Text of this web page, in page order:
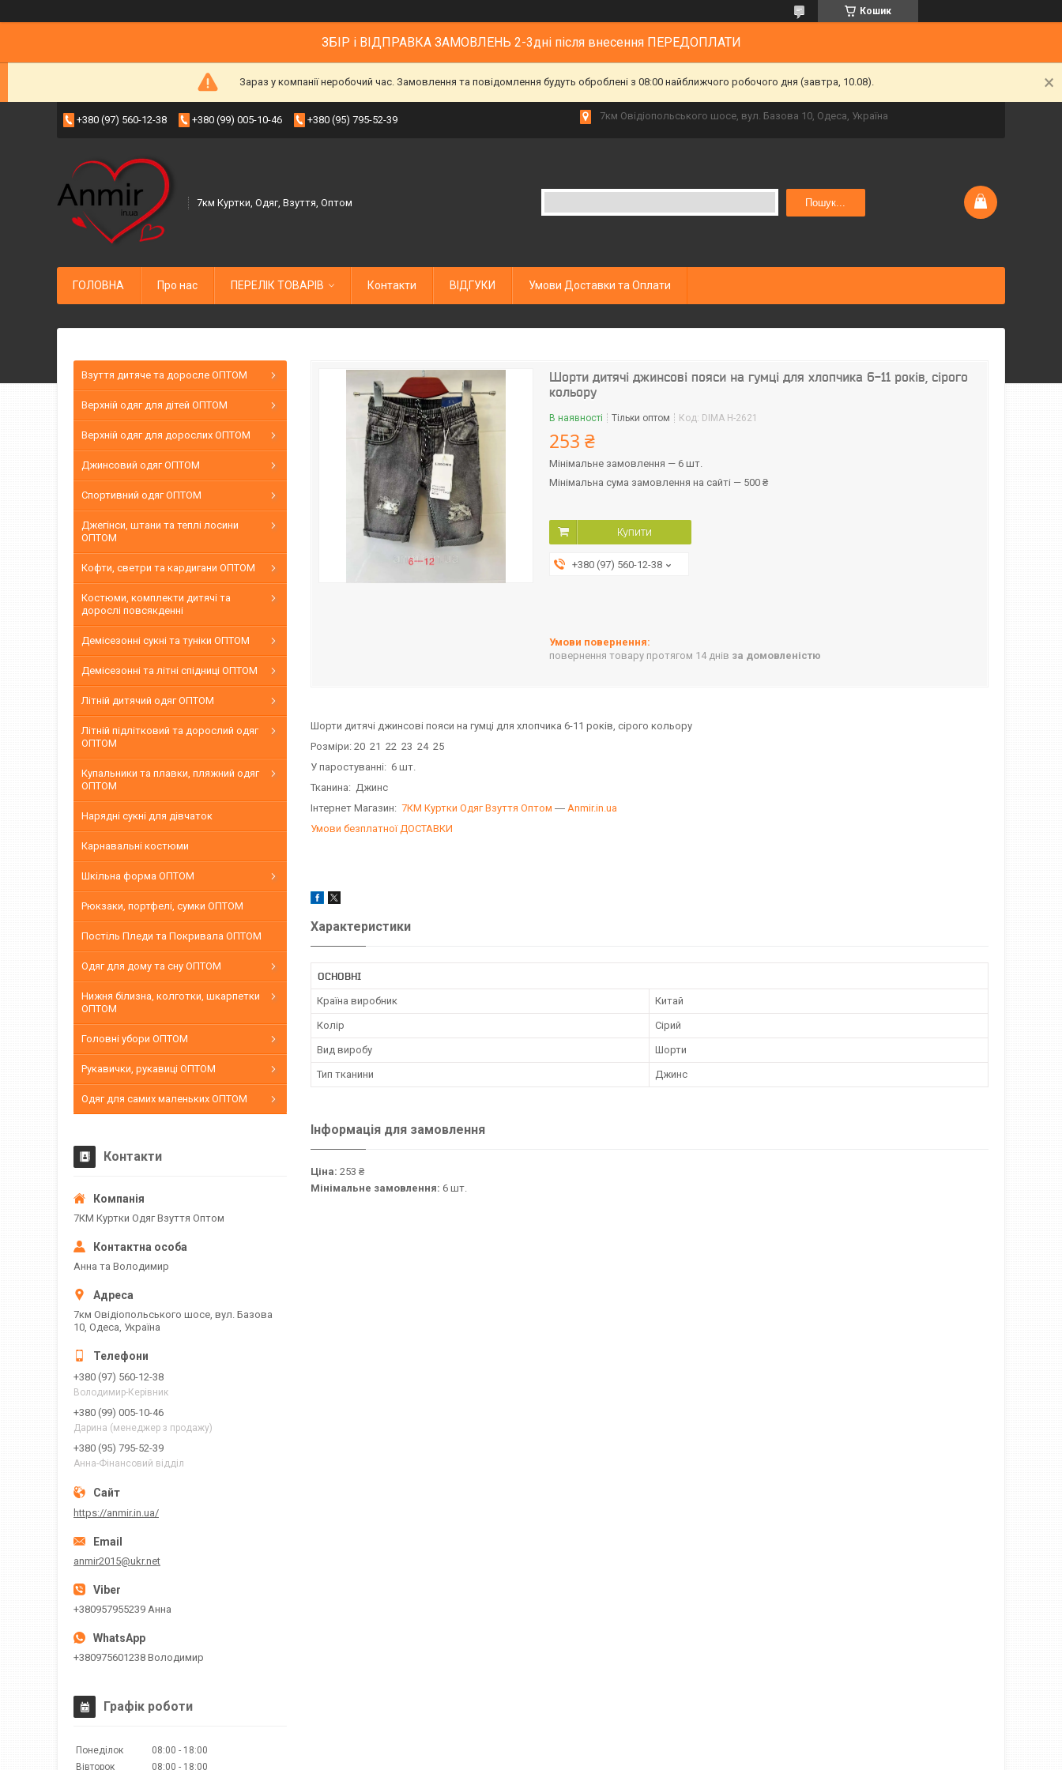
Кошик
ЗБІР і ВІДПРАВКА ЗАМОВЛЕНЬ 2-3дні після внесення ПЕРЕДОПЛАТИ
Зараз у компанії неробочий час. Замовлення та повідомлення будуть оброблені з 08:00 найближчого робочого дня (завтра, 10.08).
+380 (97) 560-12-38 +380 (99) 005-10-46 +380 (95) 795-52-39 7км Овідіопольського шосе, вул. Базова 10, Одеса, Україна
7км Куртки, Одяг, Взуття, Оптом Пошук...
ГОЛОВНА Про нас ПЕРЕЛІК ТОВАРІВ Контакти ВІДГУКИ Умови Доставки та Оплати
Шорти дитячі джинсові пояси на гумці для хлопчика 6-11 років, сірого
кольору
В наявності Тільки оптом Код: DIMA H-2621
253 ₴
Мінімальне замовлення — 6 шт.
Мінімальна сума замовлення на сайті — 500 ₴
Купити
+380 (97) 560-12-38
повернення товару протягом 14 днів за домовленістю
Шорти дитячі джинсові пояси на гумці для хлопчика 6-11 років, сірого кольору
Розміри: 20 21 22 23 24 25
У паростуванні: 6 шт.
Тканина: Джинс
Інтернет Магазин: 7КМ Куртки Одяг Взуття Оптом ― Anmir.in.ua
Умови безплатної ДОСТАВКИ
Характеристики
ОСНОВНІ
Країна виробник Китай
Колір Сірий
Вид виробу Шорти
Тип тканини Джинс
Інформація для замовлення
Ціна: 253 ₴
Мінімальне замовлення: 6 шт.
Взуття дитяче та доросле ОПТОМ
Верхній одяг для дітей ОПТОМ
Верхній одяг для дорослих ОПТОМ
Джинсовий одяг ОПТОМ
Спортивний одяг ОПТОМ
Джегінси, штани та теплі лосини
ОПТОМ
Кофти, светри та кардигани ОПТОМ
Костюми, комплекти дитячі та
дорослі повсякденні
Демісезонні сукні та туніки ОПТОМ
Демісезонні та літні спідниці ОПТОМ
Літній дитячий одяг ОПТОМ
Літній підлітковий та дорослий одяг
ОПТОМ
Купальники та плавки, пляжний одяг
ОПТОМ
Нарядні сукні для дівчаток
Карнавальні костюми
Шкільна форма ОПТОМ
Рюкзаки, портфелі, сумки ОПТОМ
Постіль Пледи та Покривала ОПТОМ
Одяг для дому та сну ОПТОМ
Нижня білизна, колготки, шкарпетки
ОПТОМ
Головні убори ОПТОМ
Рукавички, рукавиці ОПТОМ
Одяг для самих маленьких ОПТОМ
Контакти
7КМ Куртки Одяг Взуття Оптом
Анна та Володимир
7км Овідіопольського шосе, вул. Базова
10, Одеса, Україна
+380 (97) 560-12-38
Володимир-Керівник
+380 (99) 005-10-46
Дарина (менеджер з продажу)
+380 (95) 795-52-39
Анна-Фінансовий відділ
https://anmir.in.ua/
anmir2015@ukr.net
+380957955239 Анна
+380975601238 Володимир
Графік роботи
Понеділок 08:00
18:00
Вівторок
08:00 18:00